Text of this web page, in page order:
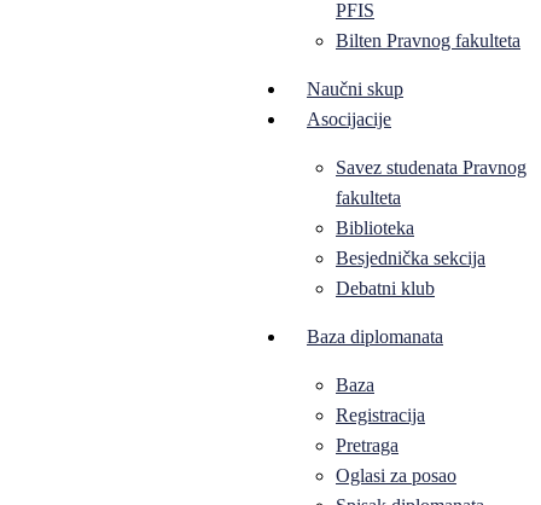
PFIS
Bilten Pravnog fakulteta
Naučni skup
Asocijacije
Savez studenata Pravnog
fakulteta
Biblioteka
Besjednička sekcija
Debatni klub
Baza diplomanata
Baza
Registracija
Pretraga
Oglasi za posao